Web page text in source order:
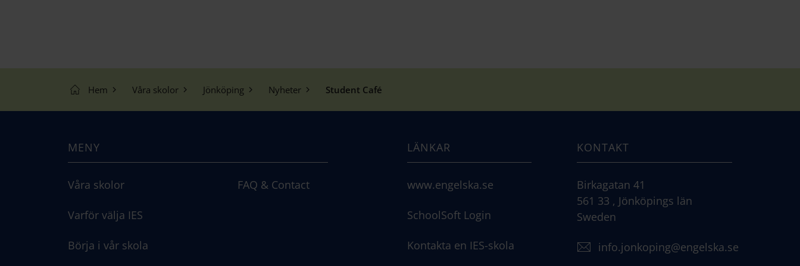
Hem Våra skolor Jönköping Nyheter Student Café
MENY
Våra skolor
Varför välja IES
Börja i vår skola
FAQ & Contact
LÄNKAR
www.engelska.se
SchoolSoft Login
Kontakta en IES-skola
KONTAKT
Birkagatan 41
561 33 , Jönköpings län
Sweden
info.jonkoping@engelska.se